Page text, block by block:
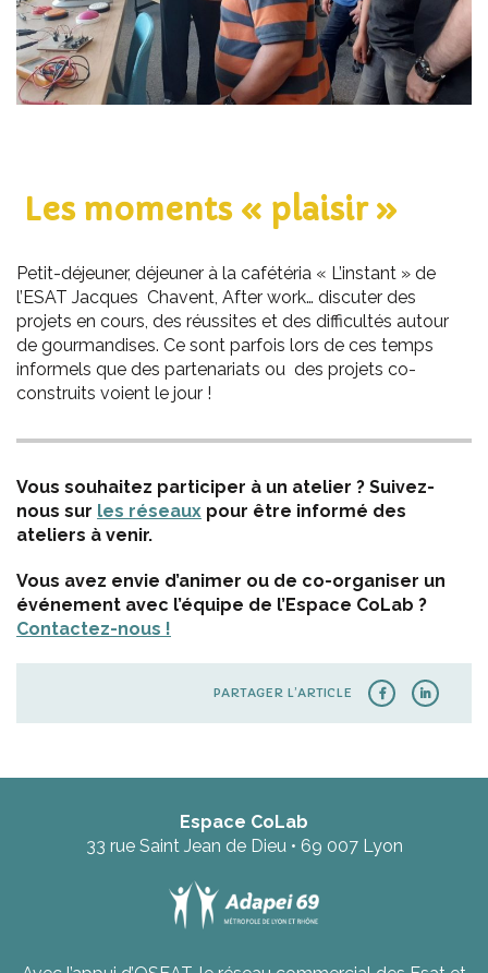
Les moments « plaisir »
Petit-déjeuner, déjeuner à la cafétéria « L’instant » de
l’ESAT Jacques Chavent, After work… discuter des
projets en cours, des réussites et des difficultés autour
de gourmandises. Ce sont parfois lors de ces temps
informels que des partenariats ou des projets co-
construits voient le jour !
Vous souhaitez participer à un atelier ? Suivez-
nous sur les réseaux pour être informé des
ateliers à venir.
Vous avez envie d’animer ou de co-organiser un
événement avec l’équipe de l’Espace CoLab ?
Contactez-nous !
PARTAGER L’ARTICLE
Espace CoLab
33 rue Saint Jean de Dieu • 69 007 Lyon